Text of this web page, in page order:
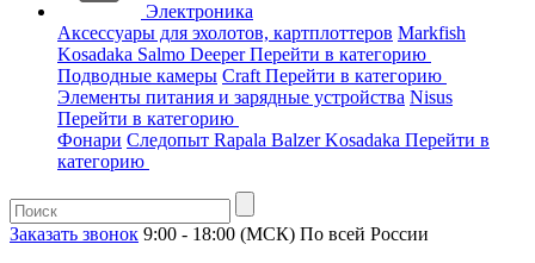
Электроника
Аксессуары для эхолотов, картплоттеров Markfish
Kosadaka Salmo DeeperПерейти в категорию
Подводные камеры Craft Перейти в категорию
Элементы питания и зарядные устройства Nisus
Перейти в категорию
Фонари Следопыт Rapala BalzerKosadaka Перейти в
категорию
Заказать звонок 9:00 - 18:00 (МСК) По всей России